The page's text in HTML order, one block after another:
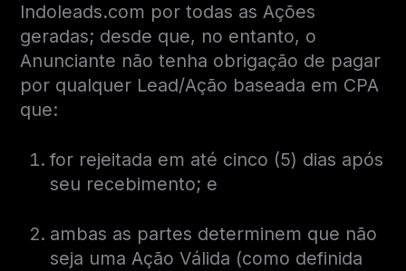
Indoleads.com por todas as Ações
geradas; desde que, no entanto, o
Anunciante não tenha obrigação de pagar
por qualquer Lead/Ação baseada em CPA
que:
for rejeitada em até cinco (5) dias após
seu recebimento; e
ambas as partes determinem que não
seja uma Ação Válida (como definida